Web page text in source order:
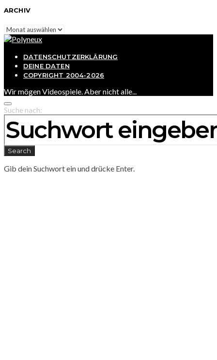
ARCHIV
Archiv
DATENSCHUTZERKLÄRUNG
DEINE DATEN
COPYRIGHT 2004-2026
Wir mögen Videospiele. Aber nicht alle...
Suche nach:
Search
Gib dein Suchwort ein und drücke Enter.